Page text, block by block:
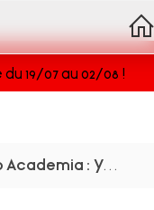
19/07 au 02/08 !
My Hero Academia : You're Next